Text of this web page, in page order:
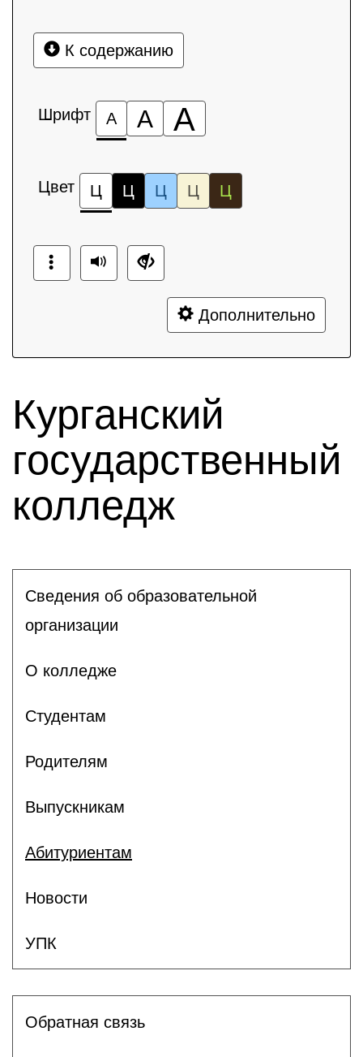
К содержанию
Шрифт А А А
Цвет Ц Ц Ц Ц Ц
Дополнительно
Курганский
государственный
колледж
Сведения об образовательной
организации
О колледже
Студентам
Родителям
Выпускникам
Абитуриентам
Новости
УПК
Обратная связь